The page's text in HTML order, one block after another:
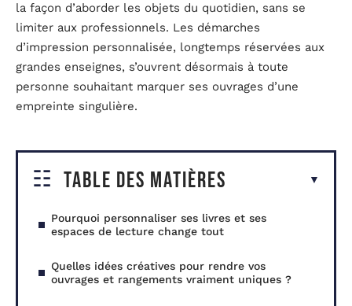
la façon d’aborder les objets du quotidien, sans se
limiter aux professionnels. Les démarches
d’impression personnalisée, longtemps réservées aux
grandes enseignes, s’ouvrent désormais à toute
personne souhaitant marquer ses ouvrages d’une
empreinte singulière.
Table des matières
Pourquoi personnaliser ses livres et ses
espaces de lecture change tout
Quelles idées créatives pour rendre vos
ouvrages et rangements vraiment uniques ?